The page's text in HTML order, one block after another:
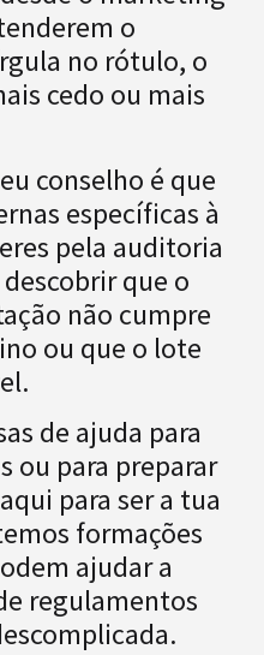
o
no rótulo, o
cedo ou mais
conselho é que
específicas à
pela auditoria
que o
não cumpre
ou que o lote
de ajuda para
ou para preparar
para ser a tua
formações
ajudar a
regulamentos